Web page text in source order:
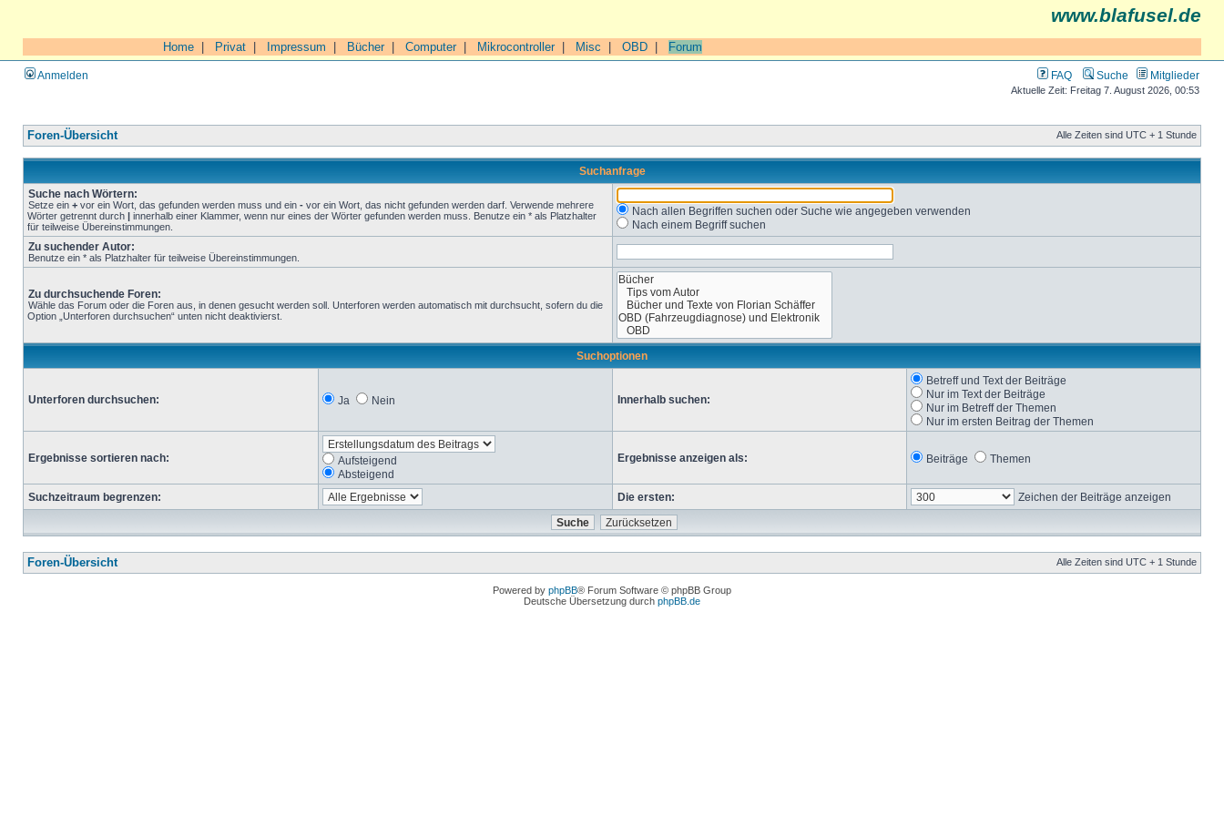
www.blafusel.de
Home Privat Impressum Bücher| Computer| Mikrocontroller| Misc OBD Forum
Anmelden FAQ Suche Mitglieder
Aktuelle Zeit: Freitag 7. August 2026, 00:53
Foren-Übersicht Alle Zeiten sind UTC + 1 Stunde
Suchanfrage
Suche nach Wörtern:
Setze ein + vor ein Wort, das gefunden werden muss und ein - vor ein Wort, das nicht gefunden werden darf. Verwende mehrere
Wörter getrennt durch | innerhalb einer Klammer, wenn nur eines der Wörter gefunden werden muss. Benutze ein * als Platzhalter
für teilweise Übereinstimmungen.
Nach allen Begriffen suchen oder Suche wie angegeben verwenden
Nach einem Begriff suchen
Zu suchender Autor:
Benutze ein * als Platzhalter für teilweise Übereinstimmungen.
Zu durchsuchende Foren:
Wähle das Forum oder die Foren aus, in denen gesucht werden soll. Unterforen werden automatisch mit durchsucht, sofern du die
Option „Unterforen durchsuchen“ unten nicht deaktivierst.
Suchoptionen
Unterforen durchsuchen: Ja Nein Innerhalb suchen:
Betreff und Text der Beiträge
Nur im Text der Beiträge
Nur im Betreff der Themen
Nur im ersten Beitrag der Themen
Ergebnisse sortieren nach:
Aufsteigend
Absteigend
Ergebnisse anzeigen als: Beiträge Themen
Suchzeitraum begrenzen: Die ersten: Zeichen der Beiträge anzeigen
Foren-Übersicht Alle Zeiten sind UTC + 1 Stunde
Powered by phpBB® Forum Software © phpBB Group
Deutsche Übersetzung durch phpBB.de